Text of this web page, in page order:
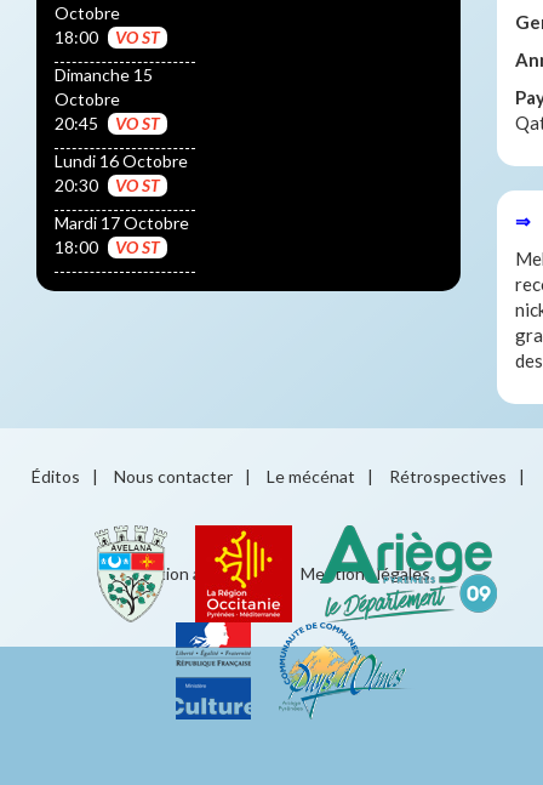
Octobre
18:00
VO ST
Dimanche 15
Octobre
20:45
VO ST
Lundi 16 Octobre
20:30
VO ST
Mardi 17 Octobre
18:00
VO ST
⇒
Éditos | Nous contacter | Le mécénat | Rétrospectives |
Éducation artistique Mentions légales